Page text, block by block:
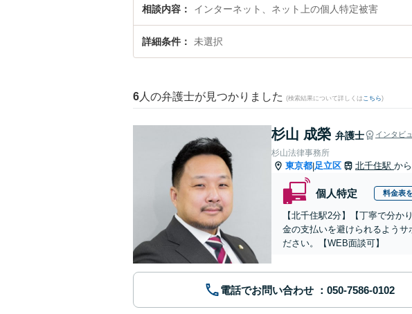
相談内容 インターネット、ネット上の個人特定被害
詳細条件 未選択
6 人の弁護士が見つかりました (検索結果について詳しくは こちら)
杉山 成榮 弁護士 インタビ
杉山法律事務所
東京都|足立区 北千住駅 か
個人特定 料金表
【北千住駅2分】【丁寧で分
金の支払いを避けられるよう
ださい。【WEB面談可】
電話でお問い合わせ